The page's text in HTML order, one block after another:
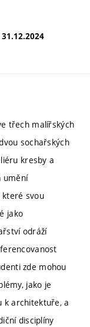
31.12.2024
třech malířských
sochařských
kresby a
umění
které svou
jako
odráží
zde mohou
jako je
k architektuře, a
disciplíny